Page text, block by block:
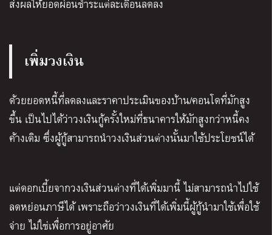
ส่งผลให้ยอดผ่อนชำระแต่ละเดือนลดลง
เพิ่มวงเงิน
ด้วยยอดหนี้ที่ลดลงและราคาประเมินของบ้าน/คอนโดที่มักสูง
ขึ้น เป็นไปได้ว่าวงเงินกู้ครั้งใหม่ที่ธนาคารให้มักสูงกว่าหนี้คง
ค้างเดิม ซึ่งผู้กู้สามารถนำวงเงินส่วนต่างนั้นมาใช้ประโยชน์ได้
แต่ดอกเบี้ยจากวงเงินส่วนต่างที่ได้เพิ่มมานี้ ไม่สามารถนำไปใช้
ลดหย่อนภาษีได้ เพราะถือว่าวงเงินที่ได้เพิ่มนี้ผู้กู้นำมาใช้เพื่อใช้
จ่าย ไม่ใช่เพื่อการอยู่อาศัย